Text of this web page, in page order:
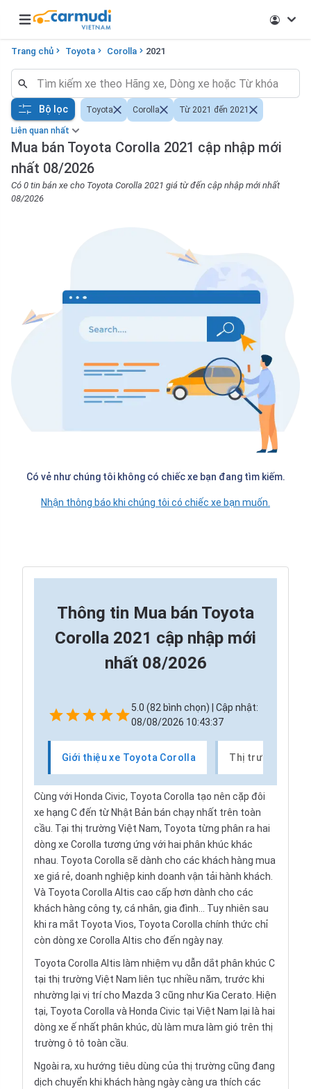
Open main menu
Trang chủ Toyota Corolla 2021
Liên quan nhất
Mua bán Toyota Corolla 2021 cập nhập mới
nhất 08/2026
Có 0 tin bán xe cho Toyota Corolla 2021 giá từ đến cập nhập mới nhất
08/2026
Bộ lọc Toyota Corolla Từ 2021 đến 2021
Có vẻ như chúng tôi không có chiếc xe bạn đang tìm kiếm.
Nhận thông báo khi chúng tôi có chiếc xe bạn muốn.
Thông tin Mua bán Toyota
Corolla 2021 cập nhập mới
nhất 08/2026
5.0 (82 bình chọn) | Cập nhật:
08/08/2026 10:43:37
Giới thiệu xe Toyota Corolla Thị trường xe
Cùng với Honda Civic, Toyota Corolla tạo nên cặp đôi
xe hạng C đến từ Nhật Bản bán chạy nhất trên toàn
cầu. Tại thị trường Việt Nam, Toyota từng phân ra hai
dòng xe Corolla tương ứng với hai phân khúc khác
nhau. Toyota Corolla sẽ dành cho các khách hàng mua
xe giá rẻ, doanh nghiệp kinh doanh vận tải hành khách.
Và Toyota Corolla Altis cao cấp hơn dành cho các
khách hàng công ty, cá nhân, gia đình... Tuy nhiên sau
khi ra mắt Toyota Vios, Toyota Corolla chính thức chỉ
còn dòng xe Corolla Altis cho đến ngày nay.
Toyota Corolla Altis làm nhiệm vụ dẫn dắt phân khúc C
tại thị trường Việt Nam liên tục nhiều năm, trước khi
nhường lại vị trí cho Mazda 3 cũng như Kia Cerato. Hiện
tại, Toyota Corolla và Honda Civic tại Việt Nam lại là hai
dòng xe ế nhất phân khúc, dù làm mưa làm gió trên thị
trường ô tô toàn cầu.
Ngoài ra, xu hướng tiêu dùng của thị trường cũng đang
dịch chuyển khi khách hàng ngày càng ưa thích các